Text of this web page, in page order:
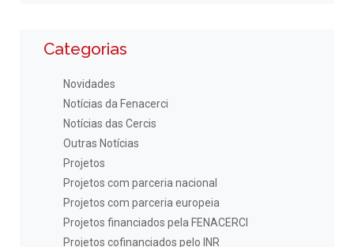
Categorias
Novidades
Notícias da Fenacerci
Notícias das Cercis
Outras Notícias
Projetos
Projetos com parceria nacional
Projetos com parceria europeia
Projetos financiados pela FENACERCI
Projetos cofinanciados pelo INR